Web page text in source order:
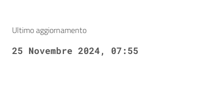
Ultimo aggiornamento
25 Novembre 2024, 07:55